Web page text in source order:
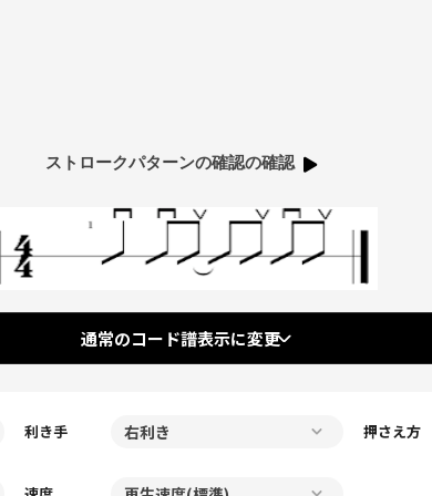
ストロークパターンの確認の確認
通常のコード譜表示に変更
利き手 押さえ方